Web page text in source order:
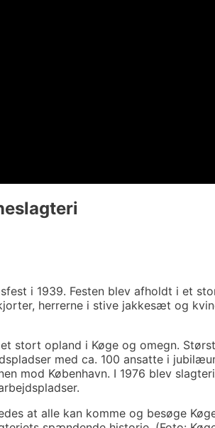
i 1939. Festen blev afholdt i et
herrerne i stive jakkesæt og
stort opland i Køge og omegn.
med ca. 100 ansatte i
mod København. I 1976 blev
at alle kan komme og besøge